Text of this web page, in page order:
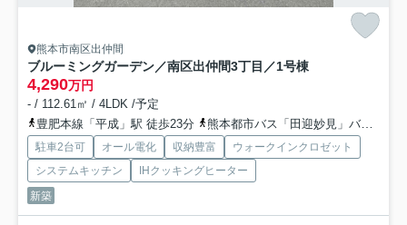
熊本市南区出仲間
ブルーミングガーデン／南区出仲間3丁目／1号棟
4,290万円
- / 112.61㎡ / 4LDK /予定
豊肥本線「平成」駅 徒歩23分
熊本都市バス「田迎妙見」バス停下車 徒歩5分
駐車2台可 オール電化 収納豊富
ウォークインクロゼット
システムキッチン
IHクッキングヒーター
新築